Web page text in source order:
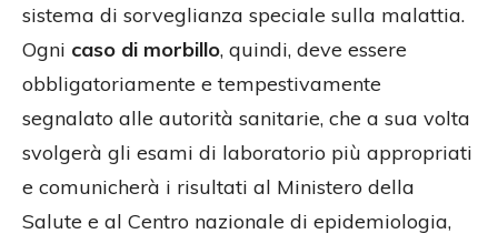
sistema di sorveglianza speciale sulla malattia.
Ogni caso di morbillo, quindi, deve essere
obbligatoriamente e tempestivamente
segnalato alle autorità sanitarie, che a sua volta
svolgerà gli esami di laboratorio più appropriati
e comunicherà i risultati al Ministero della
Salute e al Centro nazionale di epidemiologia,